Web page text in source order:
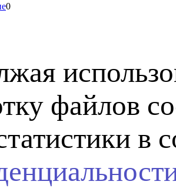
0
файлов
в